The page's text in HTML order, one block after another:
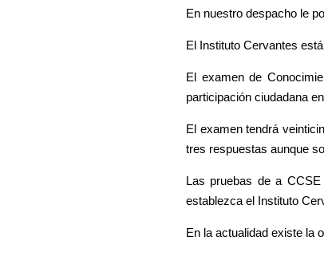
En nuestro despacho le
El Instituto Cervantes
El examen de
participación ciudadana
El examen tendrá
tres respuestas aunque
Las pruebas de a
establezca el Instituto
En la actualidad existe la